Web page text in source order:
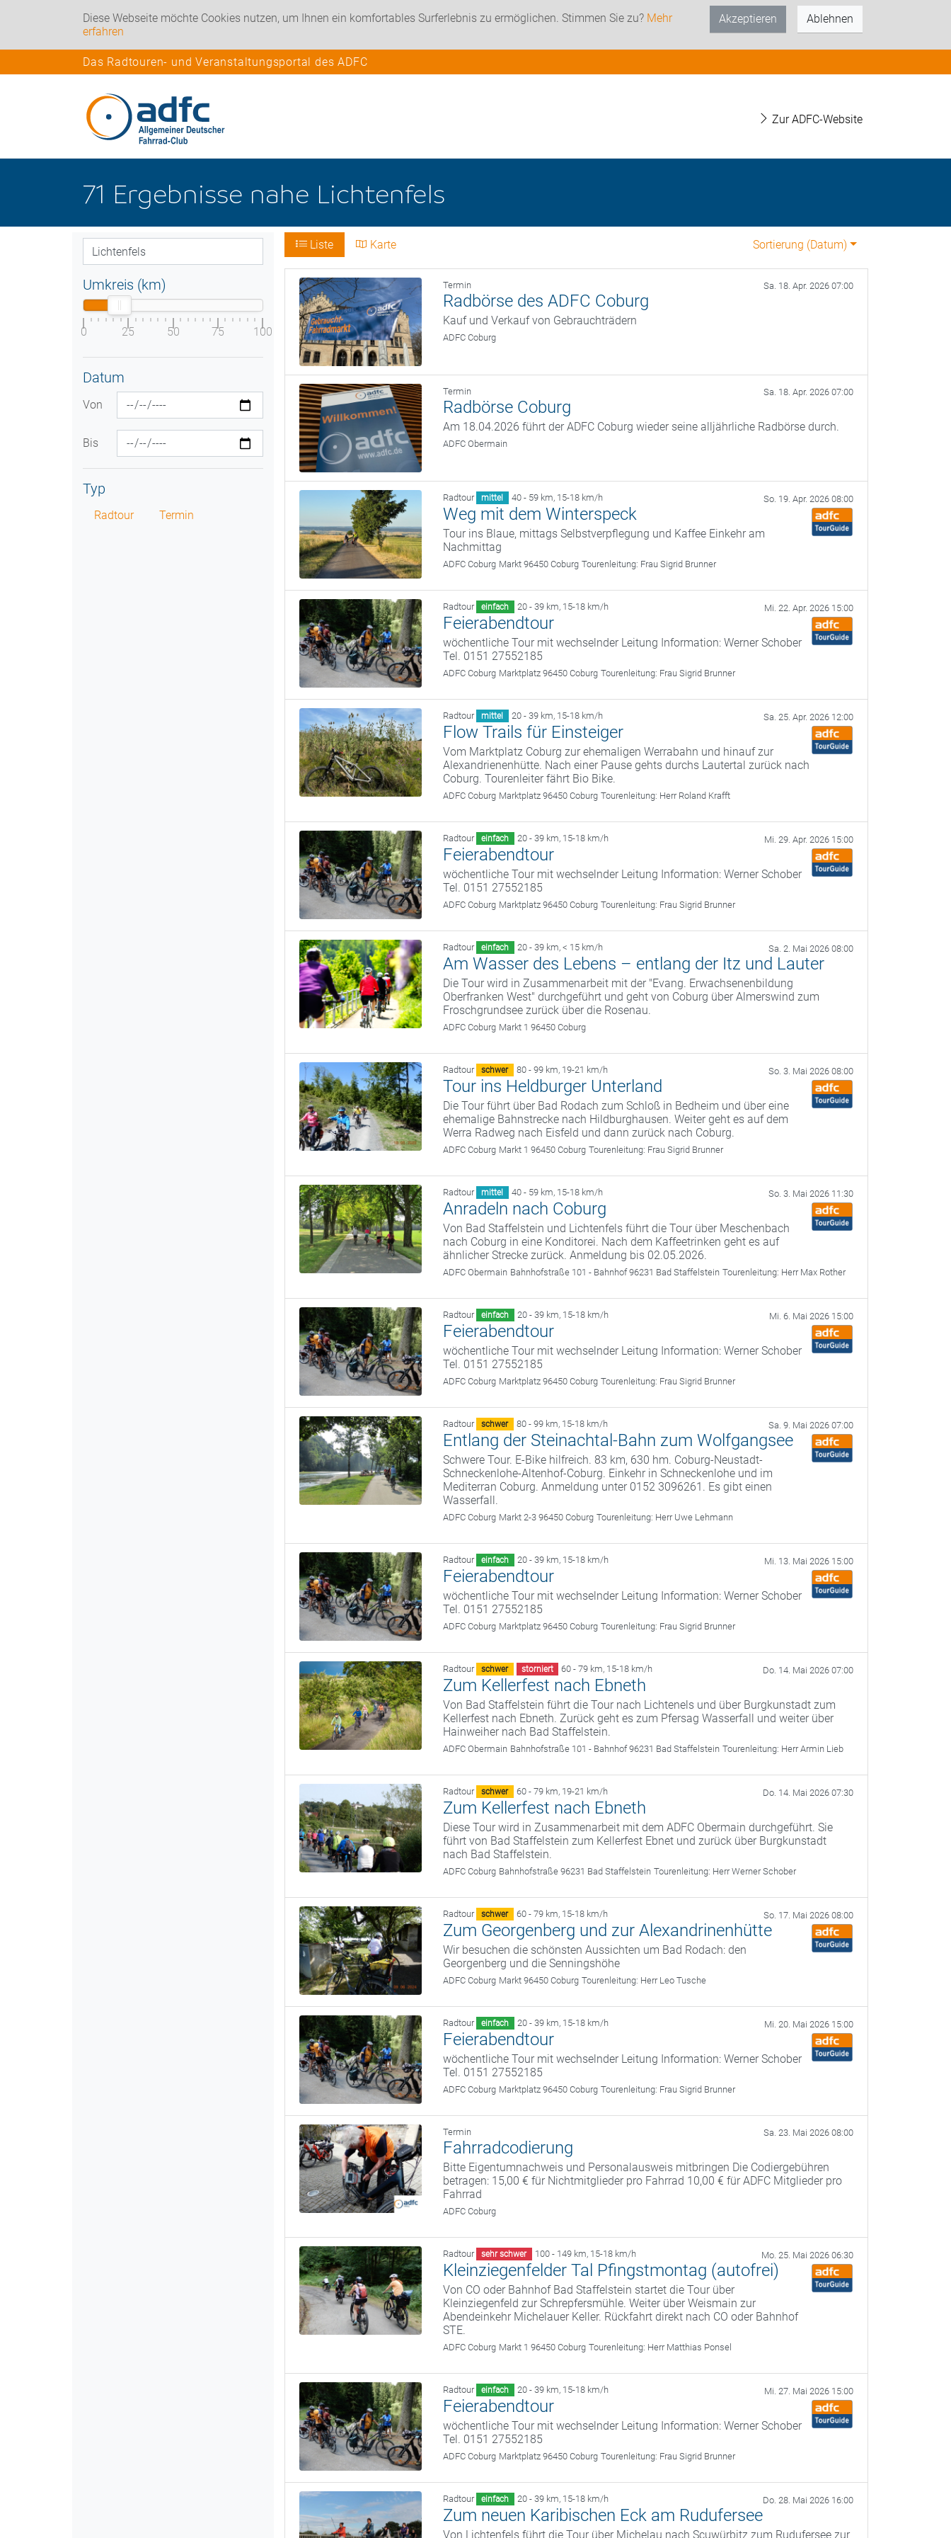
Diese Webseite möchte Cookies nutzen, um Ihnen ein komfortables Surferlebnis zu ermöglichen. Stimmen Sie zu? Mehr
erfahren
Akzeptieren Ablehnen
Das Radtouren- und Veranstaltungsportal des ADFC
Zur ADFC-Website
71 Ergebnisse nahe Lichtenfels
Umkreis (km)
0 25 50 75 100
Datum
Von
Bis
Typ
Radtour Termin
Liste Karte Sortierung (Datum)
Termin Sa. 18. Apr. 2026 07:00
Radbörse des ADFC Coburg
Kauf und Verkauf von Gebrauchträdern
ADFC Coburg
Termin Sa. 18. Apr. 2026 07:00
Radbörse Coburg
Am 18.04.2026 führt der ADFC Coburg wieder seine alljährliche Radbörse durch.
ADFC Obermain
Radtour mittel 40 - 59 km, 15-18 km/h So. 19. Apr. 2026 08:00
Weg mit dem Winterspeck
Tour ins Blaue, mittags Selbstverpflegung und Kaffee Einkehr am
Nachmittag
ADFC Coburg Markt 96450 Coburg Tourenleitung: Frau Sigrid Brunner
Radtour einfach 20 - 39 km, 15-18 km/h Mi. 22. Apr. 2026 15:00
Feierabendtour
wöchentliche Tour mit wechselnder Leitung Information: Werner Schober
Tel. 0151 27552185
ADFC Coburg Marktplatz 96450 Coburg Tourenleitung: Frau Sigrid Brunner
Radtour mittel 20 - 39 km, 15-18 km/h Sa. 25. Apr. 2026 12:00
Flow Trails für Einsteiger
Vom Marktplatz Coburg zur ehemaligen Werrabahn und hinauf zur
Alexandrienenhütte. Nach einer Pause gehts durchs Lautertal zurück nach
Coburg. Tourenleiter fährt Bio Bike.
ADFC Coburg Marktplatz 96450 Coburg Tourenleitung: Herr Roland Krafft
Radtour einfach 20 - 39 km, 15-18 km/h Mi. 29. Apr. 2026 15:00
Feierabendtour
wöchentliche Tour mit wechselnder Leitung Information: Werner Schober
Tel. 0151 27552185
ADFC Coburg Marktplatz 96450 Coburg Tourenleitung: Frau Sigrid Brunner
Radtour einfach 20 - 39 km, < 15 km/h Sa. 2. Mai 2026 08:00
Am Wasser des Lebens – entlang der Itz und Lauter
Die Tour wird in Zusammenarbeit mit der "Evang. Erwachsenenbildung
Oberfranken West" durchgeführt und geht von Coburg über Almerswind zum
Froschgrundsee zurück über die Rosenau.
ADFC Coburg Markt 1 96450 Coburg
Radtour schwer 80 - 99 km, 19-21 km/h So. 3. Mai 2026 08:00
Tour ins Heldburger Unterland
Die Tour führt über Bad Rodach zum Schloß in Bedheim und über eine
ehemalige Bahnstrecke nach Hildburghausen. Weiter geht es auf dem
Werra Radweg nach Eisfeld und dann zurück nach Coburg.
ADFC Coburg Markt 1 96450 Coburg Tourenleitung: Frau Sigrid Brunner
Radtour mittel 40 - 59 km, 15-18 km/h So. 3. Mai 2026 11:30
Anradeln nach Coburg
Von Bad Staffelstein und Lichtenfels führt die Tour über Meschenbach
nach Coburg in eine Konditorei. Nach dem Kaffeetrinken geht es auf
ähnlicher Strecke zurück. Anmeldung bis 02.05.2026.
ADFC Obermain Bahnhofstraße 101 - Bahnhof 96231 Bad Staffelstein Tourenleitung: Herr Max Rother
Radtour einfach 20 - 39 km, 15-18 km/h Mi. 6. Mai 2026 15:00
Feierabendtour
wöchentliche Tour mit wechselnder Leitung Information: Werner Schober
Tel. 0151 27552185
ADFC Coburg Marktplatz 96450 Coburg Tourenleitung: Frau Sigrid Brunner
Radtour schwer 80 - 99 km, 15-18 km/h Sa. 9. Mai 2026 07:00
Entlang der Steinachtal-Bahn zum Wolfgangsee
Schwere Tour. E-Bike hilfreich. 83 km, 630 hm. Coburg-Neustadt-
Schneckenlohe-Altenhof-Coburg. Einkehr in Schneckenlohe und im
Mediterran Coburg. Anmeldung unter 0152 3096261. Es gibt einen
Wasserfall.
ADFC Coburg Markt 2-3 96450 Coburg Tourenleitung: Herr Uwe Lehmann
Radtour einfach 20 - 39 km, 15-18 km/h Mi. 13. Mai 2026 15:00
Feierabendtour
wöchentliche Tour mit wechselnder Leitung Information: Werner Schober
Tel. 0151 27552185
ADFC Coburg Marktplatz 96450 Coburg Tourenleitung: Frau Sigrid Brunner
Radtour schwer storniert 60 - 79 km, 15-18 km/h Do. 14. Mai 2026 07:00
Zum Kellerfest nach Ebneth
Von Bad Staffelstein führt die Tour nach Lichtenels und über Burgkunstadt zum
Kellerfest nach Ebneth. Zurück geht es zum Pfersag Wasserfall und weiter über
Hainweiher nach Bad Staffelstein.
ADFC Obermain Bahnhofstraße 101 - Bahnhof 96231 Bad Staffelstein Tourenleitung: Herr Armin Lieb
Radtour schwer 60 - 79 km, 19-21 km/h Do. 14. Mai 2026 07:30
Zum Kellerfest nach Ebneth
Diese Tour wird in Zusammenarbeit mit dem ADFC Obermain durchgeführt. Sie
führt von Bad Staffelstein zum Kellerfest Ebnet und zurück über Burgkunstadt
nach Bad Staffelstein.
ADFC Coburg Bahnhofstraße 96231 Bad Staffelstein Tourenleitung: Herr Werner Schober
Radtour schwer 60 - 79 km, 15-18 km/h So. 17. Mai 2026 08:00
Zum Georgenberg und zur Alexandrinenhütte
Wir besuchen die schönsten Aussichten um Bad Rodach: den
Georgenberg und die Senningshöhe
ADFC Coburg Markt 96450 Coburg Tourenleitung: Herr Leo Tusche
Radtour einfach 20 - 39 km, 15-18 km/h Mi. 20. Mai 2026 15:00
Feierabendtour
wöchentliche Tour mit wechselnder Leitung Information: Werner Schober
Tel. 0151 27552185
ADFC Coburg Marktplatz 96450 Coburg Tourenleitung: Frau Sigrid Brunner
Termin Sa. 23. Mai 2026 08:00
Fahrradcodierung
Bitte Eigentumnachweis und Personalausweis mitbringen Die Codiergebühren
betragen: 15,00 € für Nichtmitglieder pro Fahrrad 10,00 € für ADFC Mitglieder pro
Fahrrad
ADFC Coburg
Radtour sehr schwer 100 - 149 km, 15-18 km/h Mo. 25. Mai 2026 06:30
Kleinziegenfelder Tal Pfingstmontag (autofrei)
Von CO oder Bahnhof Bad Staffelstein startet die Tour über
Kleinziegenfeld zur Schrepfersmühle. Weiter über Weismain zur
Abendeinkehr Michelauer Keller. Rückfahrt direkt nach CO oder Bahnhof
STE.
ADFC Coburg Markt 1 96450 Coburg Tourenleitung: Herr Matthias Ponsel
Radtour einfach 20 - 39 km, 15-18 km/h Mi. 27. Mai 2026 15:00
Feierabendtour
wöchentliche Tour mit wechselnder Leitung Information: Werner Schober
Tel. 0151 27552185
ADFC Coburg Marktplatz 96450 Coburg Tourenleitung: Frau Sigrid Brunner
Radtour einfach 20 - 39 km, 15-18 km/h Do. 28. Mai 2026 16:00
Zum neuen Karibischen Eck am Rudufersee
Von Lichtenfels führt die Tour über Michelau nach Scuwürbitz zum Rudufersee zur